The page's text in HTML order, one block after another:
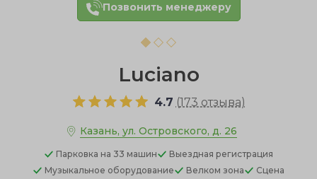
Позвонить менеджеру
Luciano
4.7 (173 отзыва)
Казань, ул. Островского, д. 26
Парковка на 33 машин
Выездная регистрация
Музыкальное оборудование
Велком зона
Сцена